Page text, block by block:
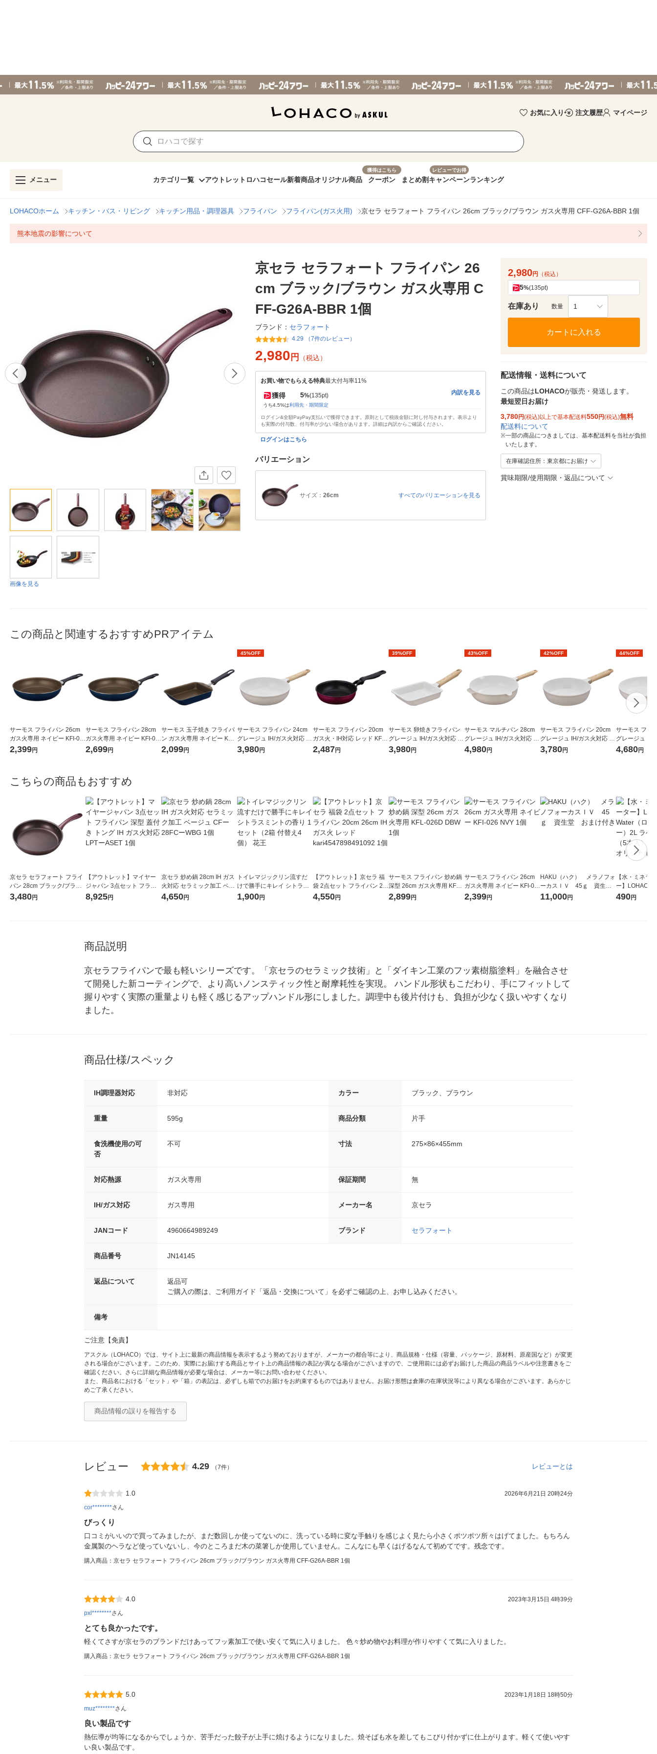
お気に入り 注文履歴 マイページ
メニュー カテゴリ一覧 アウトレット ロハコセール新着商品オリジナル商品
獲得はこちら
クーポン まとめ割
レビューでお得
キャンペーンランキング
LOHACOホーム キッチン・バス・リビング キッチン用品・調理器具 フライパン フライパン(ガス火用) 京セラ セラフォート フライパン 26cm ブラック/ブラウン ガス火専用 CFF-G26A-BBR 1個
熊本地震の影響について
画像を見る
京セラ セラフォート フライパン 26
cm ブラック/ブラウン ガス火専用 C
FF-G26A-BBR 1個
ブランド： セラフォート
4.29 （7件のレビュー）
2,980 円 （税込）
お買い物でもらえる特典最大付与率11%
獲得 5%(135pt)
うち4.5%は利用先・期間限定
内訳を見る
ログイン&全額PayPay支払いで獲得できます。原則として税抜金額に対し付与されます。表示より
も実際の付与数、付与率が少ない場合があります。詳細は内訳からご確認ください。
ログインはこちら
バリエーション
サイズ： 26cm すべてのバリエーションを見る
2,980円 （税込）
5%(135pt)
在庫あり 数量 1
カートに入れる
配送情報・送料について
この商品はLOHACOが販売・発送します。
最短翌日お届け
3,780円(税込)以上で基本配送料550円(税込)無料
配送料について
※一部の商品につきましては、基本配送料を当社が負担
いたします。
在庫確認住所：東京都にお届け
賞味期限/使用期限・返品について
この商品と関連するおすすめPRアイテム
サーモス フライパン 26cm
ガス火専用 ネイビー KFI-02
6 NVY 1個
2,399円
サーモス フライパン 28cm
ガス火専用 ネイビー KFI-02
8 NVY 1個
2,699円
サーモス 玉子焼き フライパ
ン ガス火専用 ネイビー KFI-
013E NVY 1個
2,099円
45%OFF
サーモス フライパン 24cm
グレージュ IH/ガス火対応 K
FO-024 GG 1個 深型設計 軽
量 フッ素化合物不使用
3,980円
サーモス フライパン 20cm
ガス火・IH対応 レッド KFM-
020 R1個
2,487円
39%OFF
サーモス 卵焼きフライパン
グレージュ IH/ガス火対応 K
FO-013E GG 1個 軽量 フッ
素化合物不使用
3,980円
43%OFF
サーモス マルチパン 28cm
グレージュ IH/ガス火対応 K
FOー028W GG1個 深型設計
軽量 フッ素化合物不使用
4,980円
42%OFF
サーモス フライパン 20cm
グレージュ IH/ガス火対応 K
FO-020 GG 1個 深型設計 軽
量 フッ素化合物不使用
3,780円
44%OFF
サーモス フラ
グレージュ IH/
FO-028 GG 1
量 フッ素化合
4,680円
こちらの商品もおすすめ
京セラ セラフォート フライ
パン 28cm ブラック/ブラウ
ン ガス火専用 CFF-G28A-B
BR 1個
3,480円
【アウトレット】マイヤー
ジャパン 3点セット フライ
パン 深型 蓋付き トング IH
ガス火対応 LPTーASET 1個
8,925円
京セラ 炒め鍋 28cm IH ガス
火対応 セラミック加工 ベー
ジュ CFー28FCーWBG 1個
4,650円
トイレマジックリン流すだ
けで勝手にキレイ シトラス
ミントの香り 1セット（2箱
付替え4個） 花王
1,900円
【アウトレット】京セラ 福
袋 2点セット フライパン 20
cm 26cm IH ガス火 レッド k
ari4547898491092 1個
4,550円
サーモス フライパン 炒め鍋
深型 26cm ガス火専用 KFL-
026D DBW 1個
2,899円
サーモス フライパン 26cm
ガス火専用 ネイビー KFI-02
6 NVY 1個
2,399円
HAKU（ハク） メラノフォ
ーカスＩＶ 45ｇ 資生
堂 おまけ付き
11,000円
【水・ミネラ
ー】LOHACO
コウォーター
490円
商品説明
京セラフライパンで最も軽いシリーズです。「京セラのセラミック技術」と「ダイキン工業のフッ素樹脂塗料」を融合させ
て開発した新コーティングで、より高いノンスティック性と耐摩耗性を実現。 ハンドル形状もこだわり、手にフィットして
握りやすく実際の重量よりも軽く感じるアップハンドル形にしました。調理中も後片付けも、負担が少なく扱いやすくなり
ました。
商品仕様/スペック
IH調理器対応 非対応 カラー ブラック、ブラウン
重量 595g 商品分類 片手
食洗機使用の可
否
不可 寸法 275×86×455mm
対応熱源 ガス火専用 保証期間 無
IH/ガス対応 ガス専用 メーカー名 京セラ
JANコード 4960664989249 ブランド セラフォート
商品番号 JN14145
返品について
返品可
ご購入の際は、ご利用ガイド「返品・交換について」を必ずご確認の上、お申し込みください。
備考
ご注意【免責】
アスクル（LOHACO）では、サイト上に最新の商品情報を表示するよう努めておりますが、メーカーの都合等により、商品規格・仕様（容量、パッケージ、原材料、原産国など）が変更
される場合がございます。このため、実際にお届けする商品とサイト上の商品情報の表記が異なる場合がございますので、ご使用前には必ずお届けした商品の商品ラベルや注意書きをご
確認ください。さらに詳細な商品情報が必要な場合は、メーカー等にお問い合わせください。
また、商品名における「セット」や「箱」の表記は、必ずしも箱でのお届けをお約束するものではありません。お届け形態は倉庫の在庫状況等により異なる場合がございます。あらかじ
めご了承ください。
商品情報の誤りを報告する
レビュー 4.29 （7件） レビューとは
1.0
2026年6月21日 20時24分
cor********さん
びっくり
口コミがいいので買ってみましたが、まだ数回しか使ってないのに、洗っている時に変な手触りを感じよく見たら小さくポツポツ所々はげてました。もちろん
金属製のヘラなど使っていないし、今のところまだ木の菜箸しか使用していません。こんなにも早くはげるなんて初めてです。残念です。
購入商品：京セラ セラフォート フライパン 26cm ブラック/ブラウン ガス火専用 CFF-G26A-BBR 1個
4.0
2023年3月15日 4時39分
pxl********さん
とても良かったです。
軽くてさすが京セラのブランドだけあってフッ素加工で使い安くて気に入りました。 色々炒め物やお料理が作りやすくて気に入りました。
購入商品：京セラ セラフォート フライパン 26cm ブラック/ブラウン ガス火専用 CFF-G26A-BBR 1個
5.0
2023年1月18日 18時50分
muz********さん
良い製品です
熱伝導が均等になるからでしょうか、苦手だった餃子が上手に焼けるようになりました。焼そばも水を差してもこびり付かずに仕上がります。軽くて使いやす
い良い製品です。